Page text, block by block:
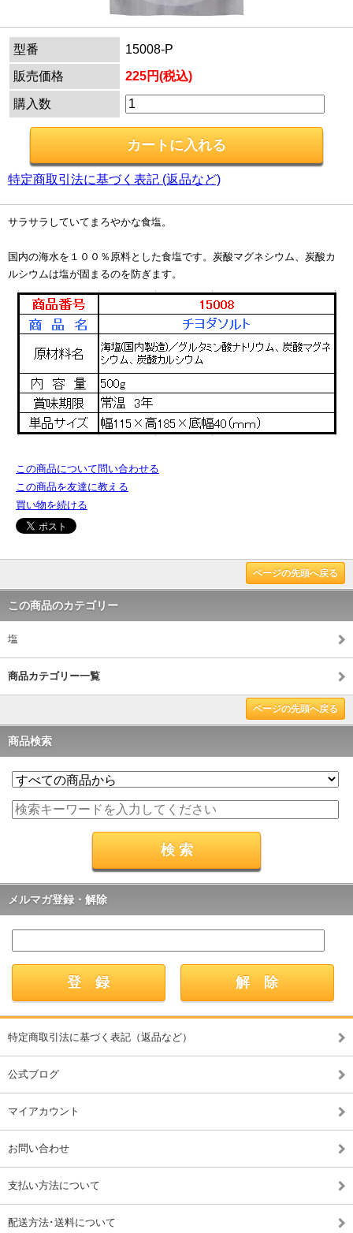
型番
15008-P
販売価格
225円(税込)
購入数
特定商取引法に基づく表記 (返品など)
サラサラしていてまろやかな食塩。
国内の海水を１００％原料とした食塩です。炭酸マグネシウム、炭酸カ
ルシウムは塩が固まるのを防ぎます。
この商品について問い合わせる
この商品を友達に教える
買い物を続ける
ページの先頭へ戻る
この商品のカテゴリー
塩
商品カテゴリー一覧
ページの先頭へ戻る
商品検索
メルマガ登録・解除
特定商取引法に基づく表記（返品など）
公式ブログ
マイアカウント
お問い合わせ
支払い方法について
配送方法･送料について